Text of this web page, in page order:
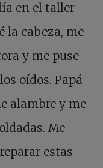
en el taller
la cabeza, me
y me puse
oídos. Papá
alambre y me
Me
estas